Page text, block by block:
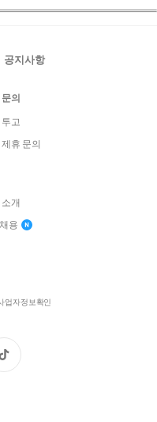
공지사항
의
고
휴 문의
개
용
업자정보확인
틱
톡